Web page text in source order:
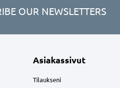
OUR NEWSLETTERS
Asiakassivut
Tilaukseni